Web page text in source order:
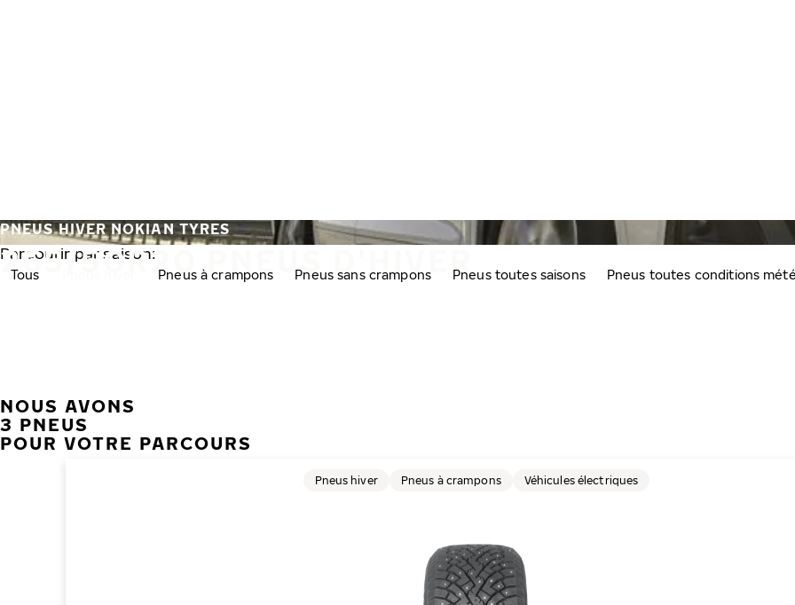
265/50R20 PNEUS D'HIVER
PNEUS HIVER NOKIAN TYRES
Parcourir par saison:
Tous Pneus à crampons Pneus sans crampons Pneus toutes saisons Pneus toutes conditions
NOUS AVONS
3 PNEUS
POUR VOTRE PARCOURS
Pneus hiver Pneus à crampons Véhicules électriques